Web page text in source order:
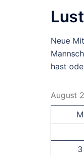
Neue
hast
August
M
3